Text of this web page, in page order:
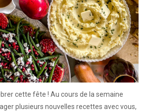
cette fête ! Au cours de la semaine
plusieurs nouvelles recettes avec vous,